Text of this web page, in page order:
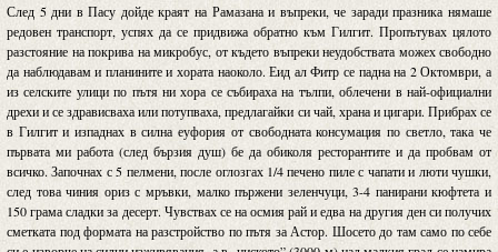
След 5 дни в Пасу дойде краят на Рамазана и въпреки, че заради празника нямаше
редовен транспорт, успях да се придвижа обратно към Гилгит. Пропътувах цялото
разстояние на покрива на микробус, от където въпреки неудобствата можех свободно
да наблюдавам и планините и хората наоколо. Еид ал Фитр се падна на 2 Октомври, а
из селските улици по пътя ни хора се събираха на тълпи, облечени в най-официални
дрехи и се здрависваха или потупваха, предлагайки си чай, храна и цигари. Прибрах се
в Гилгит и изпаднах в силна еуфория от свободната консумация по светло, така че
първата ми работа (след бързия душ) бе да обиколя ресторантите и да пробвам от
всичко. Започнах с 5 пелмени, после оглозгах 1/4 печено пиле с чапати и люти чушки,
след това чиния ориз с мръвки, малко пържени зеленчуци, 3-4 панирани кюфтета и
150 грама сладки за десерт. Чувствах се на осмия рай и едва на другия ден си получих
сметката под формата на разстройство по пътя за Астор. Шосето до там само по себе